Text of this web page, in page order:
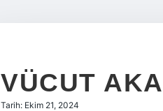
VÜCUT
Tarih: Ekim 21, 2024